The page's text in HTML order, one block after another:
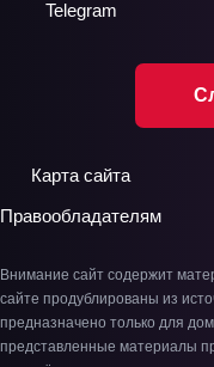
Telegram
Карта сайта
Правообладателям
Внимание сайт содержит
сайте продублированы из
предназначено только для
представленные материалы